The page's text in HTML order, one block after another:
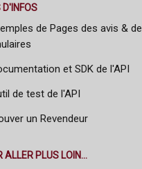
D'INFOS
de Pages des avis & de
et SDK de l'API
de test de l'API
un Revendeur
ALLER PLUS LOIN...